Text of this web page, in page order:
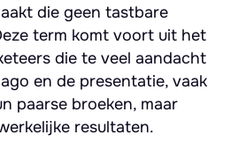
die geen tastbare
term komt voort uit het
die te veel aandacht
en de presentatie, vaak
paarse broeken, maar
resultaten.